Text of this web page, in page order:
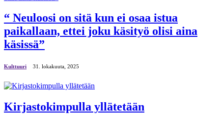
“ Neuloosi on sitä kun ei osaa istua
paikallaan, ettei joku käsityö olisi aina
käsissä”
Kulttuuri 31. lokakuuta, 2025
Kirjastokimpulla yllätetään